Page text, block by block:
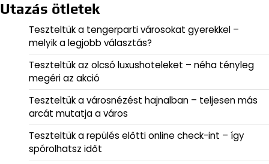
Utazás ötletek
Teszteltük a tengerparti városokat gyerekkel –
melyik a legjobb választás?
Teszteltük az olcsó luxushoteleket – néha tényleg
megéri az akció
Teszteltük a városnézést hajnalban – teljesen más
arcát mutatja a város
Teszteltük a repülés előtti online check-int – így
spórolhatsz időt